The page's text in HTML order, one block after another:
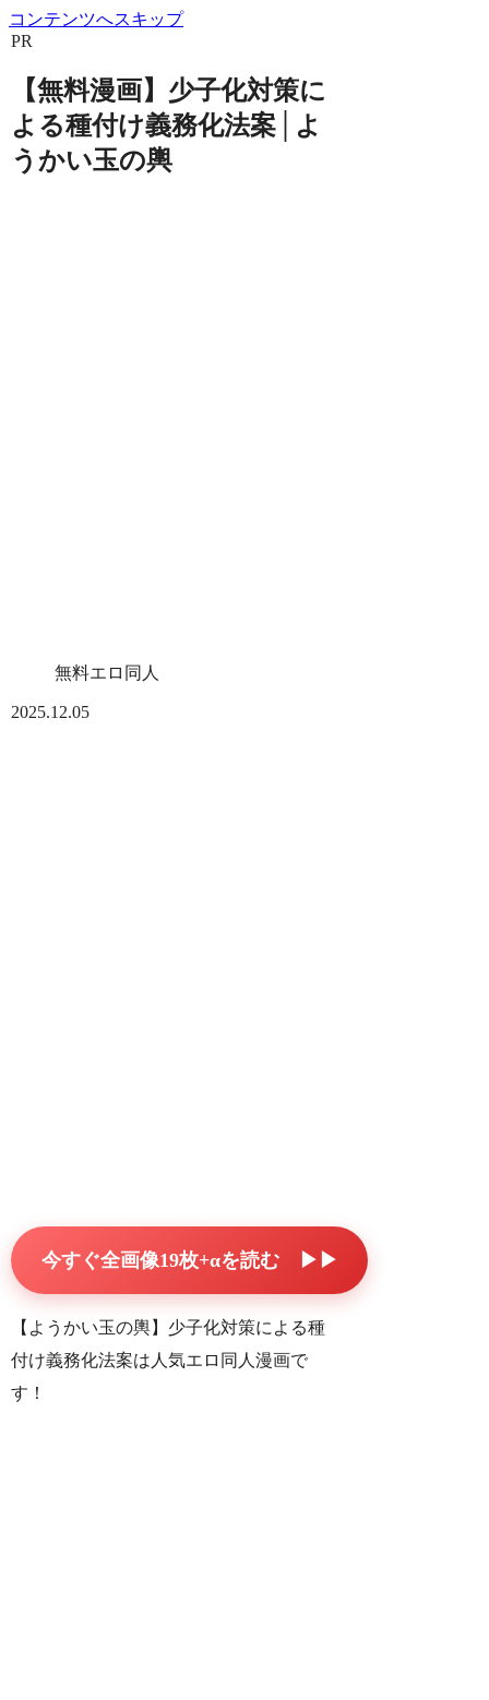
コンテンツへスキップ
PR
【無料漫画】少子化対策に
よる種付け義務化法案│よ
うかい玉の輿
無料エロ同人
2025.12.05
今すぐ全画像19枚+αを読む ▶▶
【ようかい玉の輿】少子化対策による種
付け義務化法案は人気エロ同人漫画で
す！